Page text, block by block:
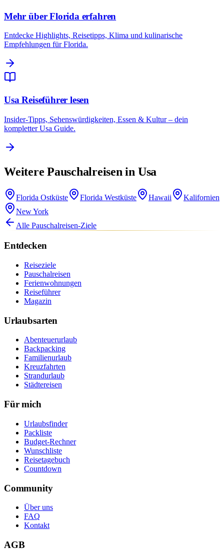
Mehr über Florida erfahren
Entdecke Highlights, Reisetipps, Klima und kulinarische
Empfehlungen für Florida.
Usa Reiseführer lesen
Insider-Tipps, Sehenswürdigkeiten, Essen & Kultur – dein
kompletter Usa Guide.
Weitere Pauschalreisen in Usa
Florida Ostküste Florida Westküste Hawaii
Kalifornien
New York
Alle Pauschalreisen-Ziele
Entdecken
Reiseziele
Pauschalreisen
Ferienwohnungen
Reiseführer
Magazin
Urlaubsarten
Abenteuerurlaub
Backpacking
Familienurlaub
Kreuzfahrten
Strandurlaub
Städtereisen
Für mich
Urlaubsfinder
Packliste
Budget-Rechner
Wunschliste
Reisetagebuch
Countdown
Community
Über uns
FAQ
Kontakt
AGB